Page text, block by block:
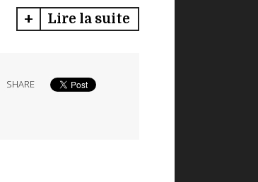
Lire la suite
SHARE